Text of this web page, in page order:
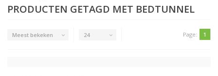
PRODUCTEN GETAGD MET BEDTUNNEL
Meest bekeken 24 Page: 1